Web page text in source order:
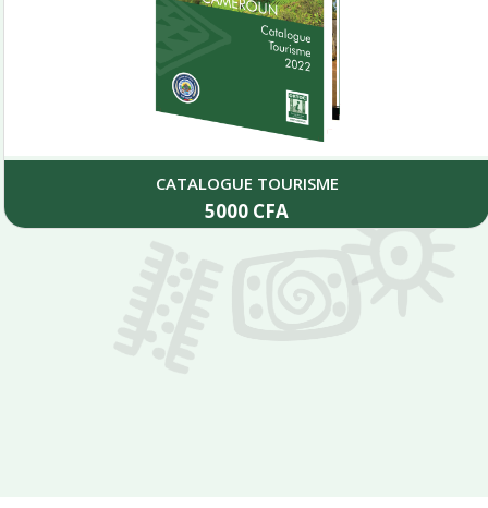
CATALOGUE TOURISME
5000 CFA